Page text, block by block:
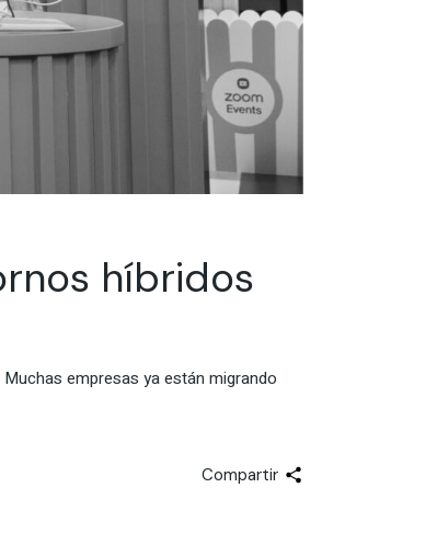
híbridos
empresas ya están migrando
Compartir